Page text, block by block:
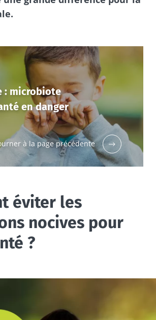
: microbiote
en danger
à la page précédente
éviter les
nocives pour
?